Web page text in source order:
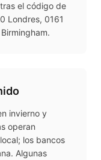
el código de
Londres, 0161
invierno y
operan
los bancos
Algunas